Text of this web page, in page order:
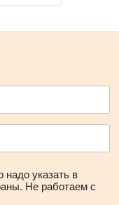
надо указать в
Не работаем с